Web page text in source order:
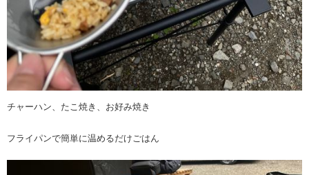
チャーハン、たこ焼き、お好み焼き
フライパンで簡単に温めるだけごはん